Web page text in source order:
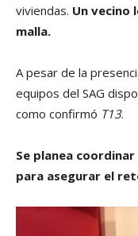
viviendas. Un vecino
malla.
A pesar de la
equipos del SAG
como confirmó T13.
Se planea
para asegurar el